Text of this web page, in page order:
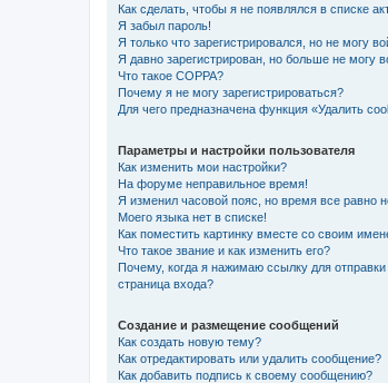
Как сделать, чтобы я не появлялся в списке
Я забыл пароль!
Я только что зарегистрировался, но не могу
Я давно зарегистрирован, но больше не могу
Что такое COPPA?
Почему я не могу зарегистрироваться?
Для чего предназначена функция «Удалить
Параметры и настройки пользователя
Как изменить мои настройки?
На форуме неправильное время!
Я изменил часовой пояс, но время все равно
Моего языка нет в списке!
Как поместить картинку вместе со своим
Что такое звание и как изменить его?
Почему, когда я нажимаю ссылку для
страница входа?
Создание и размещение сообщений
Как создать новую тему?
Как отредактировать или удалить сообщение?
Как добавить подпись к своему сообщению?